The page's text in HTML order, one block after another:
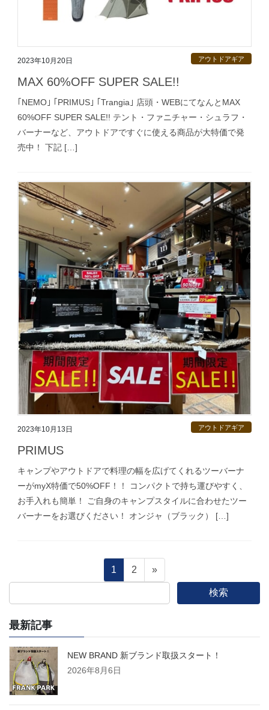
2023年10月20日 アウトドアギア
MAX 60%OFF SUPER SALE!!
｢NEMO｣ ｢PRIMUS｣ ｢Trangia｣ 店頭・WEBにてなんとMAX
60%OFF SUPER SALE!! テント・ファニチャー・シュラフ・
バーナーなど、アウトドアですぐに使える商品が大特価で発
売中！ 下記 […]
2023年10月13日 アウトドアギア
PRIMUS
キャンプやアウトドアで料理の幅を広げてくれるツーバーナ
ーがmyX特価で50%OFF！！ コンパクトで持ち運びやすく、
お手入れも簡単！ ご自身のキャンプスタイルに合わせたツー
バーナーをお選びください！ オンジャ（ブラック） […]
稿
の
ペ
ー
固
定
1
固
定
2 »
検索
最新記事
NEW BRAND 新ブランド取扱スタート！
2026年8月6日